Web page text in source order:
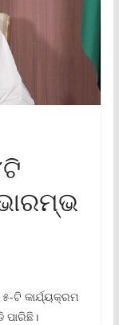
ଟି କାର୍ଯ୍ୟକ୍ରମ
ପାରିଛି।